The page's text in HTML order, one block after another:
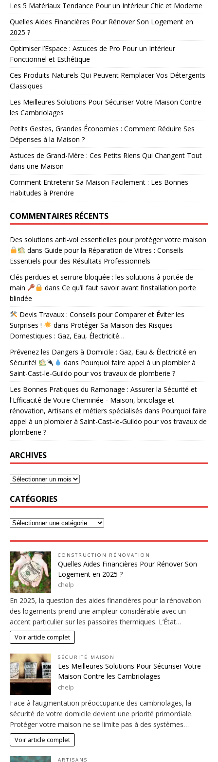
Les 5 Matériaux Tendance Pour un Intérieur Chic et Moderne
Quelles Aides Financières Pour Rénover Son Logement en
2025 ?
Optimiser l’Espace : Astuces de Pro Pour un Intérieur
Fonctionnel et Esthétique
Ces Produits Naturels Qui Peuvent Remplacer Vos Détergents
Classiques
Les Meilleures Solutions Pour Sécuriser Votre Maison Contre
les Cambriolages
Petits Gestes, Grandes Économies : Comment Réduire Ses
Dépenses à la Maison ?
Astuces de Grand-Mère : Ces Petits Riens Qui Changent Tout
dans une Maison
Comment Entretenir Sa Maison Facilement : Les Bonnes
Habitudes à Prendre
COMMENTAIRES RÉCENTS
Des solutions anti-vol essentielles pour protéger votre maison
dans Guide pour la Réparation de Vitres : Conseils
Essentiels pour des Résultats Professionnels
Clés perdues et serrure bloquée : les solutions à portée de
main
dans Ce qu’il faut savoir avant l’installation porte
blindée
Devis Travaux : Conseils pour Comparer et Éviter les
Surprises !
dans Protéger Sa Maison des Risques
Domestiques : Gaz, Eau, Électricité…
Prévenez les Dangers à Domicile : Gaz, Eau & Électricité en
Sécurité!
dans Pourquoi faire appel à un plombier à
Saint-Cast-le-Guildo pour vos travaux de plomberie ?
Les Bonnes Pratiques du Ramonage : Assurer la Sécurité et
l'Efficacité de Votre Cheminée - Maison, bricolage et
rénovation, Artisans et métiers spécialisés dans Pourquoi faire
appel à un plombier à Saint-Cast-le-Guildo pour vos travaux de
plomberie ?
ARCHIVES
CATÉGORIES
CONSTRUCTION RÉNOVATION
Quelles Aides Financières Pour Rénover Son
Logement en 2025 ?
chelp
En 2025, la question des aides financières pour la rénovation
des logements prend une ampleur considérable avec un
accent particulier sur les passoires thermiques. L’État…
Voir article complet
SÉCURITÉ MAISON
Les Meilleures Solutions Pour Sécuriser Votre
Maison Contre les Cambriolages
chelp
Face à l’augmentation préoccupante des cambriolages, la
sécurité de votre domicile devient une priorité primordiale.
Protéger votre maison ne se limite pas à des systèmes…
Voir article complet
ARTISANS